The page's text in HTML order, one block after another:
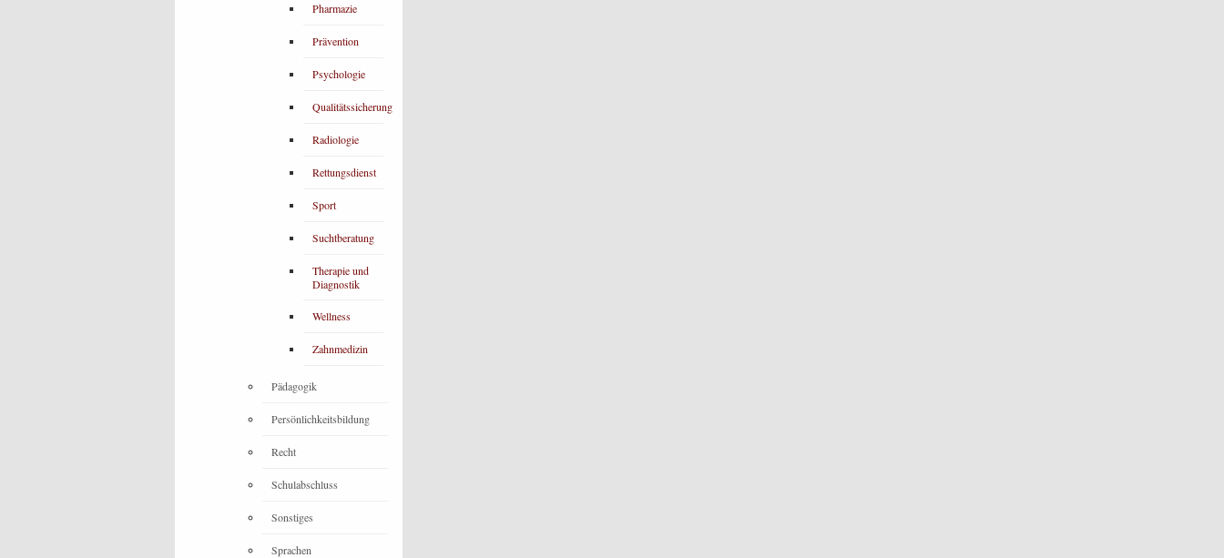
Pharmazie
Prävention
Psychologie
Qualitätssicherung
Radiologie
Rettungsdienst
Sport
Suchtberatung
Therapie und
Diagnostik
Wellness
Zahnmedizin
Pädagogik
Persönlichkeitsbildung
Recht
Schulabschluss
Sonstiges
Sprachen